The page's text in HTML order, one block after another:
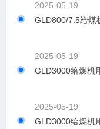
2025-05-19
GLD800/7.5给煤
2025-05-19
GLD3000给煤机
2025-05-19
GLD3000给煤机